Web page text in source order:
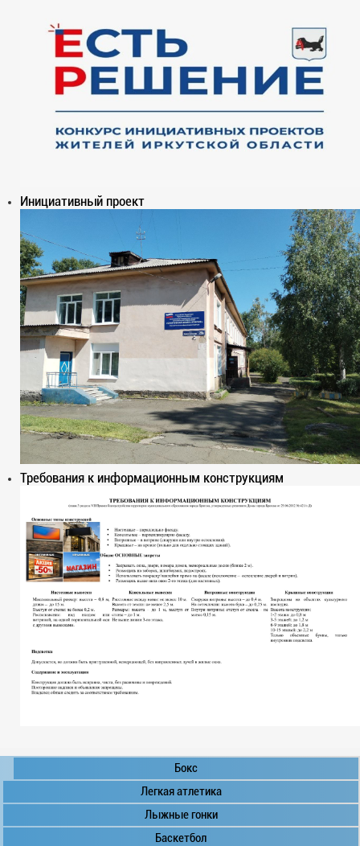
Инициативный проект
Требования к информационным конструкциям
Бокс
Легкая атлетика
Лыжные гонки
Баскетбол